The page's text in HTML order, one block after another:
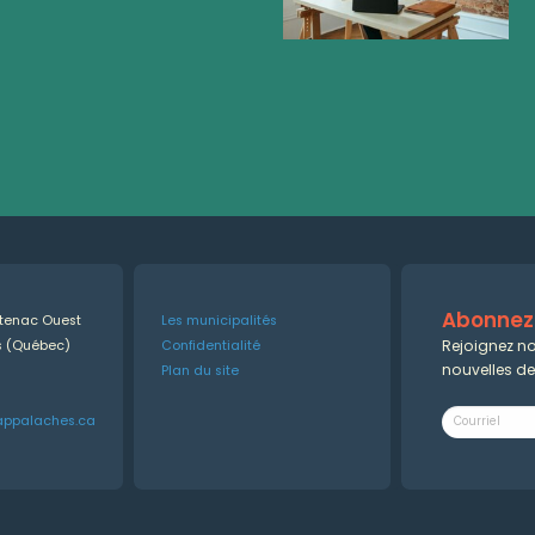
Ouest
(Québec)
Les municipalités
Confidentialité
Plan du site
Rejoignez
nouvelles